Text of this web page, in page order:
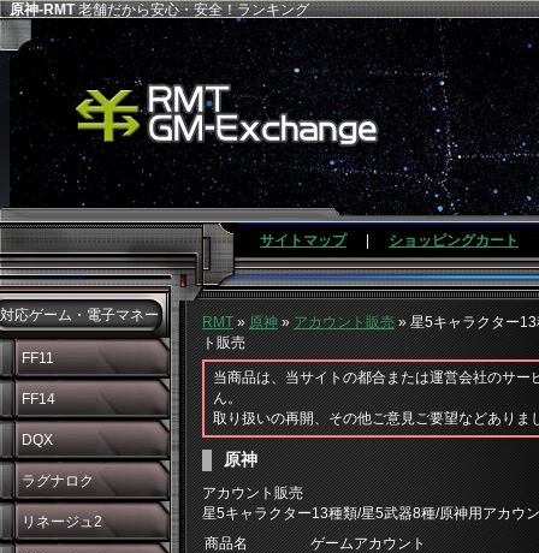
原神-RMT老舗だから安心・安全！ランキング
サイトマップ ショッピングカート
対応ゲーム・電子マネー
FF11
FF14
DQX
ラグナロク
リネージュ2
RMT»原神»アカウント販売» 星5キャラクター
ト販売
当商品は、当サイトの都合または運営会社のサ
ん。
取り扱いの再開、その他ご意見ご要望などあり
原神
アカウント販売
星5キャラクター13種類/星5武器8種/原神用アカウ
商品名
ゲームアカウント